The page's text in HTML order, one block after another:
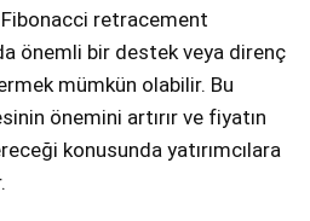
retracement
önemli bir destek veya direnç
mümkün olabilir. Bu
önemini artırır ve fiyatın
konusunda yatırımcılara